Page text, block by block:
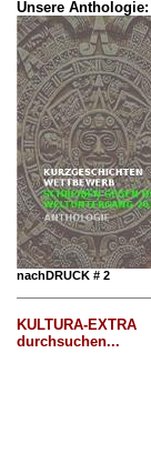
Unsere Anthologie:
nachDRUCK # 2
KULTURA-EXTRA
durchsuchen...